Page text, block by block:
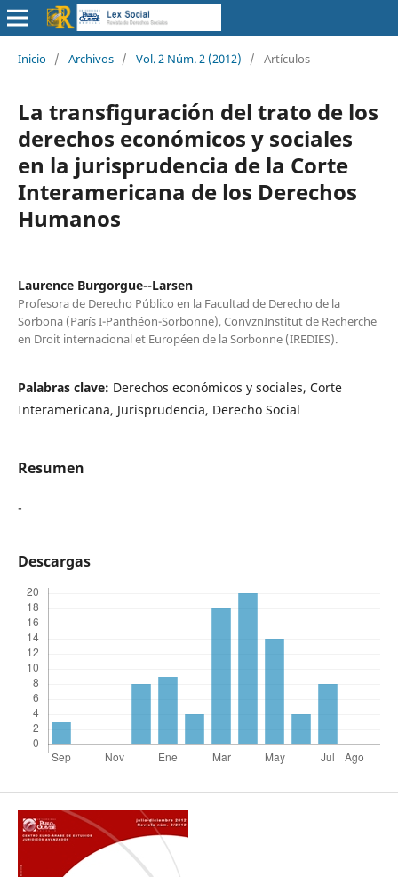
Inicio / Archivos / Vol. 2 Núm. 2 (2012) / Artículos
La transfiguración del trato de los
derechos económicos y sociales
en la jurisprudencia de la Corte
Interamericana de los Derechos
Humanos
Laurence Burgorgue--Larsen
Profesora de Derecho Público en la Facultad de Derecho de la
Sorbona (París I-Panthéon-Sorbonne), ConvznInstitut de Recherche
en Droit internacional et Européen de la Sorbonne (IREDIES).
Palabras clave: Derechos económicos y sociales, Corte
Interamericana, Jurisprudencia, Derecho Social
Resumen
-
Descargas